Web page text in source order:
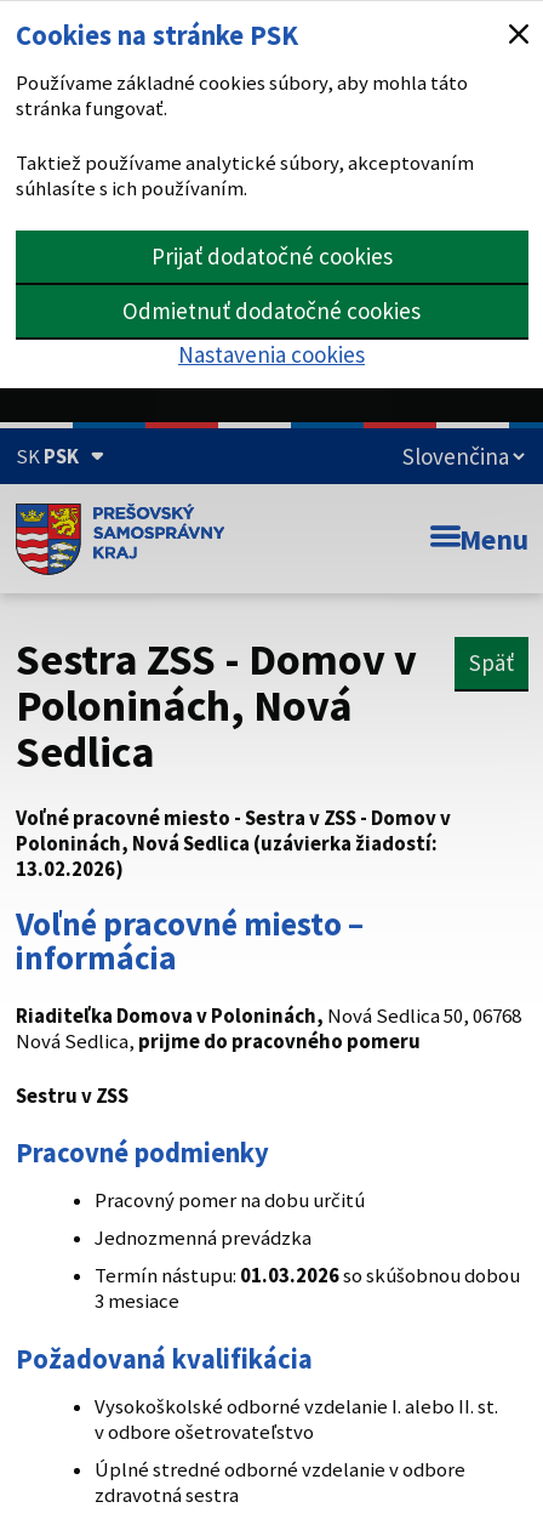
Cookies na stránke PSK
Používame základné cookies súbory, aby mohla táto
stránka fungovať.
Taktiež používame analytické súbory, akceptovaním
súhlasíte s ich používaním.
Prijať dodatočné cookies
Odmietnuť dodatočné cookies
Nastavenia cookies
SKPSK
Doména psk.sk je oficiálna
Toto je oficiálna webová stránka Prešovského
Táto stránka je zabezpečená
Buďte pozorní a vždy sa uistite, že zdieľate informácie iba
cez zabezpečenú webovú stránku. Zabezpečená stránka
Menu
Sestra ZSS - Domov v
Poloninách, Nová
Sedlica
Späť
Voľné pracovné miesto - Sestra v ZSS - Domov v
Poloninách, Nová Sedlica (uzávierka žiadostí:
13.02.2026)
Voľné pracovné miesto –
informácia
Riaditeľka Domova v Poloninách, Nová Sedlica 50, 06768
Nová Sedlica, prijme do pracovného pomeru
Sestru v ZSS
Pracovné podmienky
Pracovný pomer na dobu určitú
Jednozmenná prevádzka
Termín nástupu: 01.03.2026so skúšobnou dobou
3 mesiace
Požadovaná kvalifikácia
Vysokoškolské odborné vzdelanie I. alebo II. st.
v odbore ošetrovateľstvo
Úplné stredné odborné vzdelanie v odbore
zdravotná sestra